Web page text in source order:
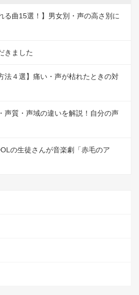
る曲15選！】男女別・声の高さ別に
きました
法４選】痛い・声が枯れたときの対
声質・声域の違いを解説！自分の声
の生徒さんが音楽劇「赤毛のア